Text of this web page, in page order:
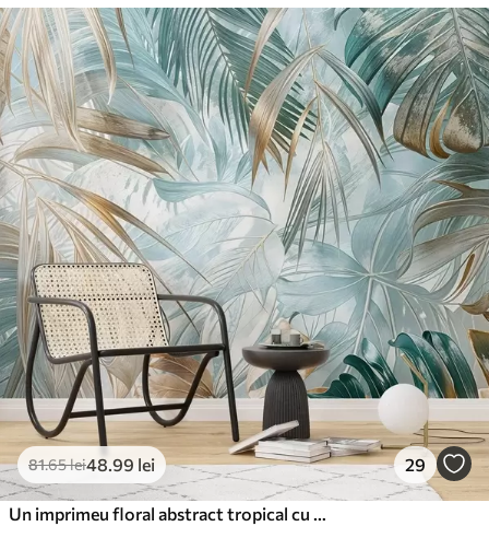
81.65lei48.99 lei 29
Un imprimeu floral abstract tropical cu frunze mari de palmier în nuanțe de albastru și bej creează o atmosferă luxuriantă